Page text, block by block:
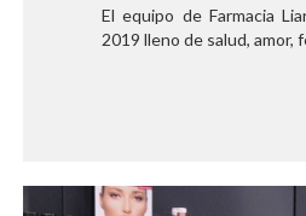
El equipo de Farmacia
2019 lleno de salud, amor,